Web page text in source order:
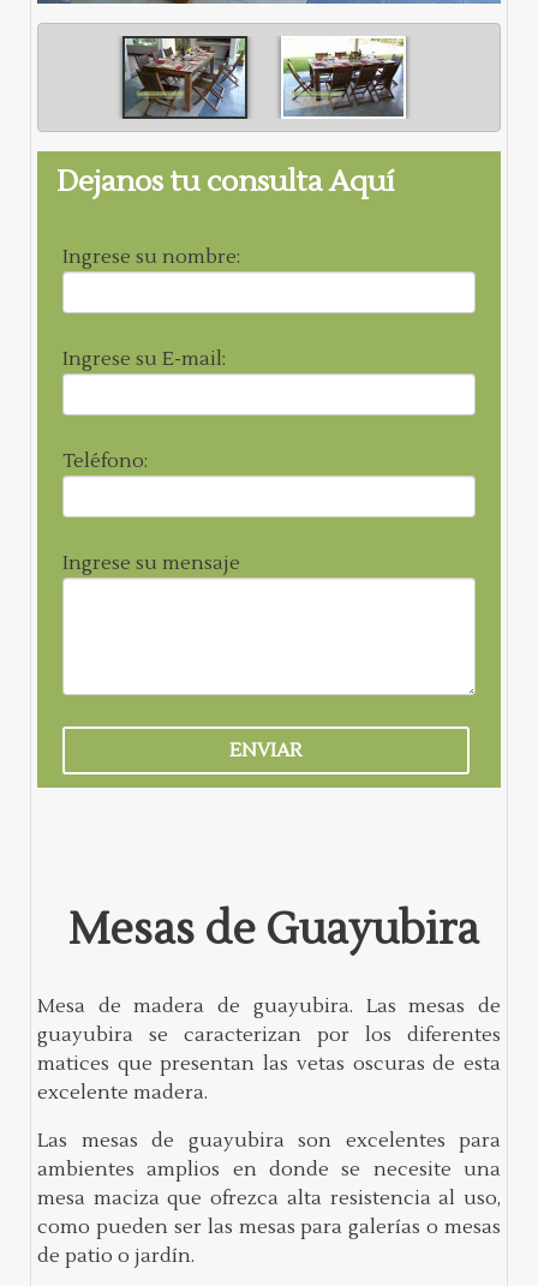
Dejanos tu consulta Aquí
Ingrese su nombre:
Ingrese su E-mail:
Teléfono:
Ingrese su mensaje
Mesas de Guayubira
Mesa de madera de guayubira. Las mesas de
guayubira se caracterizan por los diferentes
matices que presentan las vetas oscuras de esta
excelente madera.
Las mesas de guayubira son excelentes para
ambientes amplios en donde se necesite una
mesa maciza que ofrezca alta resistencia al uso,
como pueden ser las mesas para galerías o mesas
de patio o jardín.